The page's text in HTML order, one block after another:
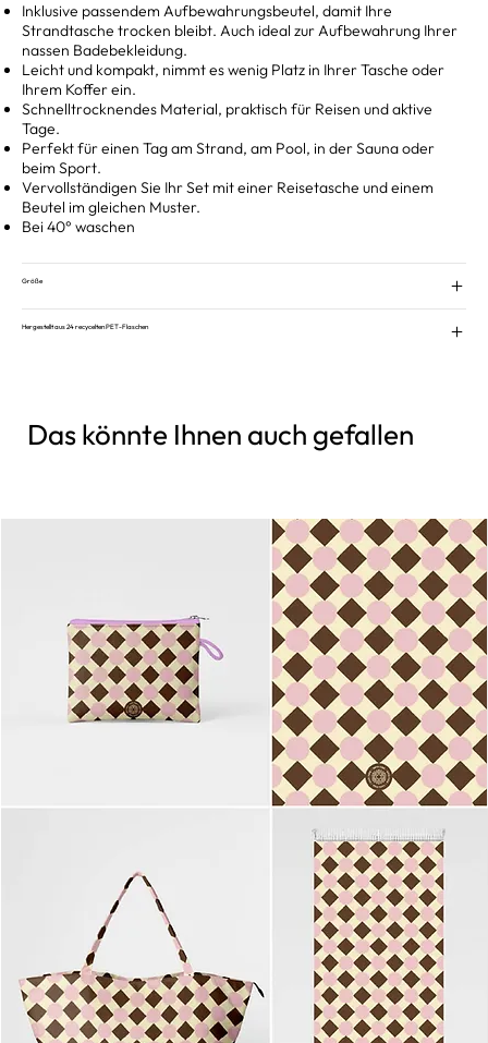
Inklusive passendem Aufbewahrungsbeutel, damit Ihre
Strandtasche trocken bleibt. Auch ideal zur Aufbewahrung Ihrer
nassen Badebekleidung.
Leicht und kompakt, nimmt es wenig Platz in Ihrer Tasche oder
Ihrem Koffer ein.
Schnelltrocknendes Material, praktisch für Reisen und aktive
Tage.
Perfekt für einen Tag am Strand, am Pool, in der Sauna oder
beim Sport.
Vervollständigen Sie Ihr Set mit einer Reisetasche und einem
Beutel im gleichen Muster.
Bei 40° waschen
Größe
Hergestellt aus 24 recycelten PET-Flaschen
Das könnte Ihnen auch gefallen